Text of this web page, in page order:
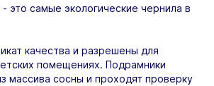
это самые экологические чернила в
качества и разрешены для
помещениях. Подрамники
массива сосны и проходят проверку